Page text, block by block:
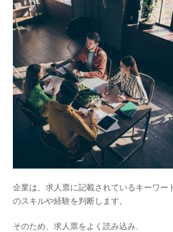
企業は、求人票に記載されているキーワー
のスキルや経験を判断します。
そのため、求人票をよく読み込み、